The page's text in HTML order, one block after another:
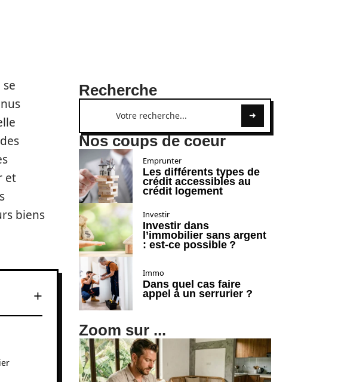
et
biens
Recherche
Nos coups de coeur
Emprunter
Les différents types de
crédit accessibles au
crédit logement
Investir
Investir dans
l’immobilier sans argent
: est-ce possible ?
Immo
Dans quel cas faire
appel à un serrurier ?
Zoom sur ...